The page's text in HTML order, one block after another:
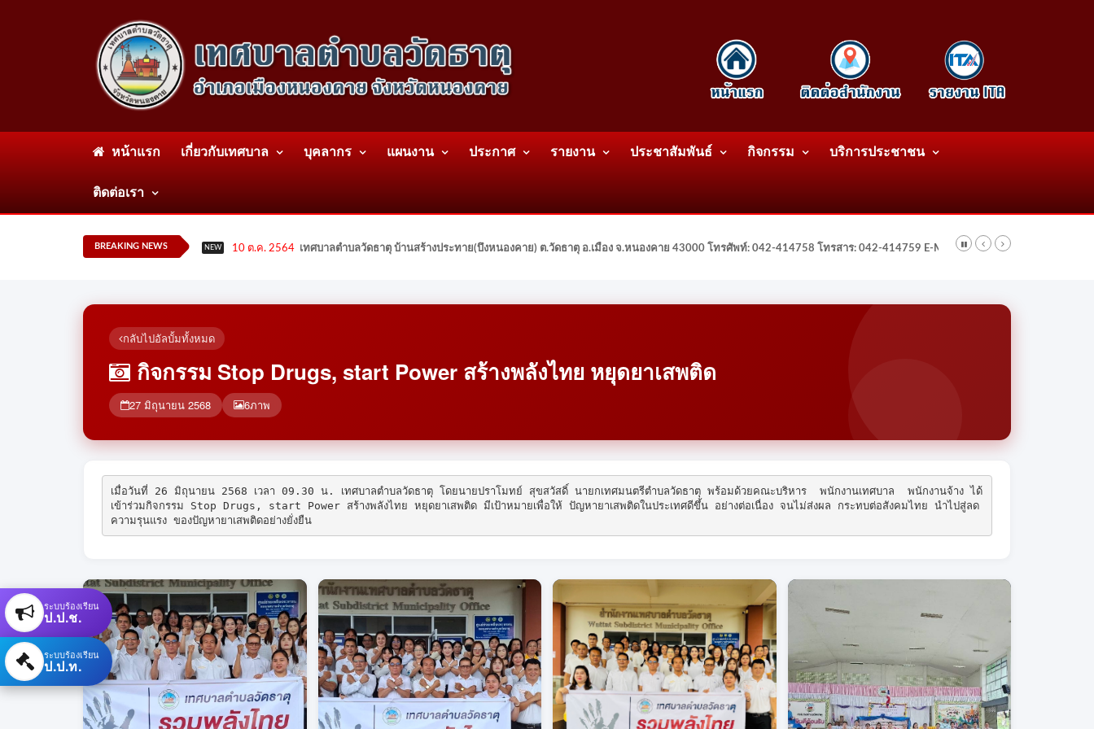
หน้าแรก เกี่ยวกับเทศบาล บุคลากร แผนงาน ประกาศ รายงาน ประชาสัมพันธ์ กิจกรรม บริการประชาชน
ติดต่อเรา
BREAKING NEWS NEW 10 ต.ค. 2564 เทศบาลตำบลวัดธาตุ บ้านสร้างประทาย(บึงหนองคาย) ต.วัดธาตุ อ.เมือง จ.หนองคาย 43000 โทรศัพท์: 042-414758 โทรสาร: 042-414759 E-Mail: wattatnk@gmail.com
กลับไปอัลบั้มทั้งหมด
กิจกรรม Stop Drugs, start Power สร้างพลังไทย หยุดยาเสพติด
27 มิถุนายน 2568 6ภาพ
เมื่อวันที่ 26 มิถุนายน 2568 เวลา 09.30 น. เทศบาลตำบลวัดธาตุ โดยนายปราโมทย์ สุขสวัสดิ์ นายกเทศมนตรีตำบลวัดธาตุ พร้อมด้วยคณะบริหาร  พนักงานเทศบาล  พนักงานจ้าง ได้
เข้าร่วมกิจกรรม Stop Drugs, start Power สร้างพลังไทย หยุดยาเสพติด มีเป้าหมายเพื่อให้ ปัญหายาเสพติดในประเทศดีขึ้น อย่างต่อเนื่อง จนไม่ส่งผล กระทบต่อสังคมไทย นำไปสู่ลด
ความรุนแรง ของปัญหายาเสพติดอย่างยั่งยืน
ระบบร้องเรียน
ป.ป.ช.
ระบบร้องเรียน
ป.ป.ท.